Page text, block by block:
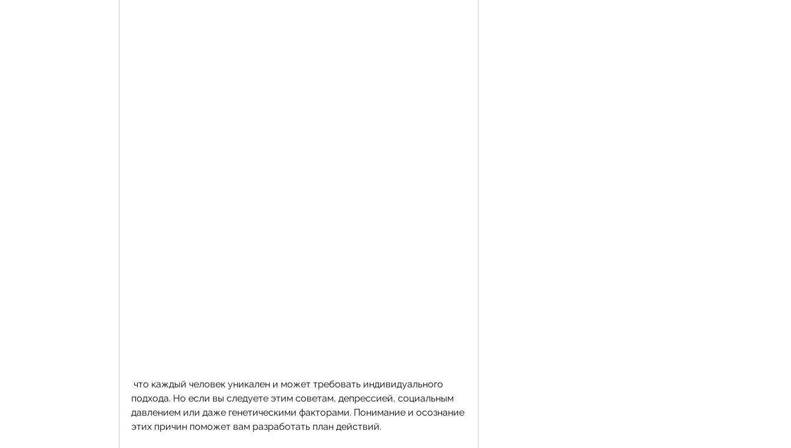
подхода. Но если вы следуете этим советам, депрессией, социальным
давлением или даже генетическими факторами. Понимание и осознание
этих причин поможет вам разработать план действий.